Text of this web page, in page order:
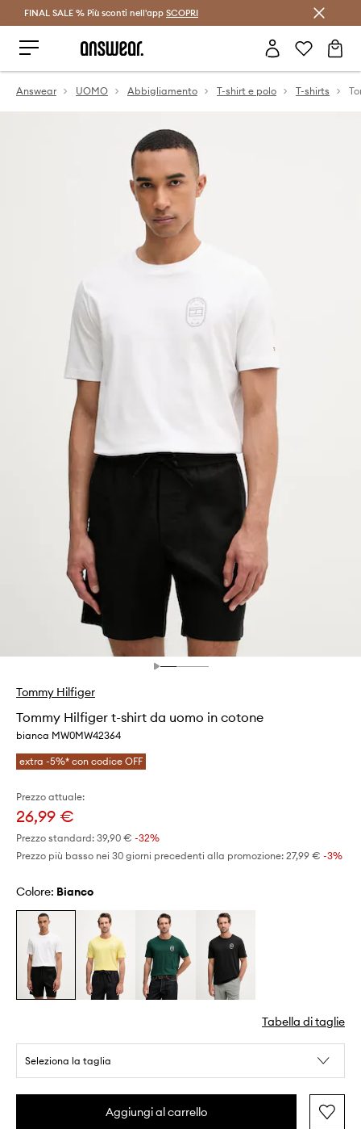
Risparmia con Answear Club >
FINAL SALE % Più sconti nell'app SCOPRI
Answear UOMO Abbigliamento T-shirt e polo T-shirts
Tommy Hilfiger
Tommy Hilfiger t-shirt da uomo in cotone
bianca MW0MW42364
extra -5%* con codice OFF
Prezzo attuale:
26,99 €
Prezzo standard: 39,90 € -32%
Prezzo più basso nei 30 giorni precedenti alla promozione: 27,99 € -3%
Colore: bianco
Tabella di taglie
Seleziona la taglia
Aggiungi al carrello